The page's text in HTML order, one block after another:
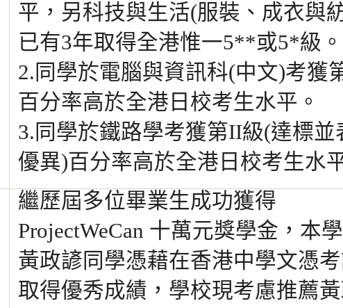
平，另科技與生活(服裝、成衣與
已有3年取得全港惟一5**或5*級。
2.同學於電腦與資訊科(中文)考獲
百分率高於全港日校考生水平。
3.同學於鐵路學考獲第II級(達標並
優異)百分率高於全港 日校考生水
繼歷屆多位畢業生成功獲得
ProjectWeCan 十萬元獎學金，本
黃政諺 同學憑藉在香港中學文憑
取得優秀成績，學校現考慮推薦